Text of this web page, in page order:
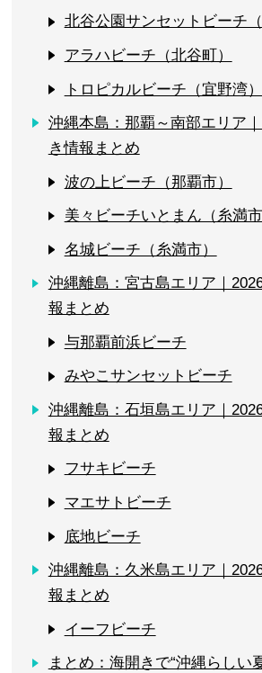
北谷公園サンセットビーチ（
アラハビーチ（北谷町）
トロピカルビーチ（宜野湾）
沖縄本島：那覇～南部エリア
き情報まとめ
波の上ビーチ（那覇市）
美々ビーチいとまん（糸満市
名城ビーチ（糸満市）
沖縄離島：宮古島エリア｜
報まとめ
与那覇前浜ビーチ
みやこサンセットビーチ
沖縄離島：石垣島エリア｜
報まとめ
フサキビーチ
マエサトビーチ
底地ビーチ
沖縄離島：久米島エリア｜
報まとめ
イーフビーチ
まとめ：海開きで“沖縄らしい